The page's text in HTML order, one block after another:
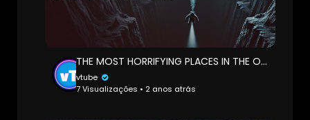
THE MOST HORRIFYING PLACES IN THE OCEAN 11,034 m BELOW SEA LEVEL
vtube
7 Visualizações • 2 anos atrás